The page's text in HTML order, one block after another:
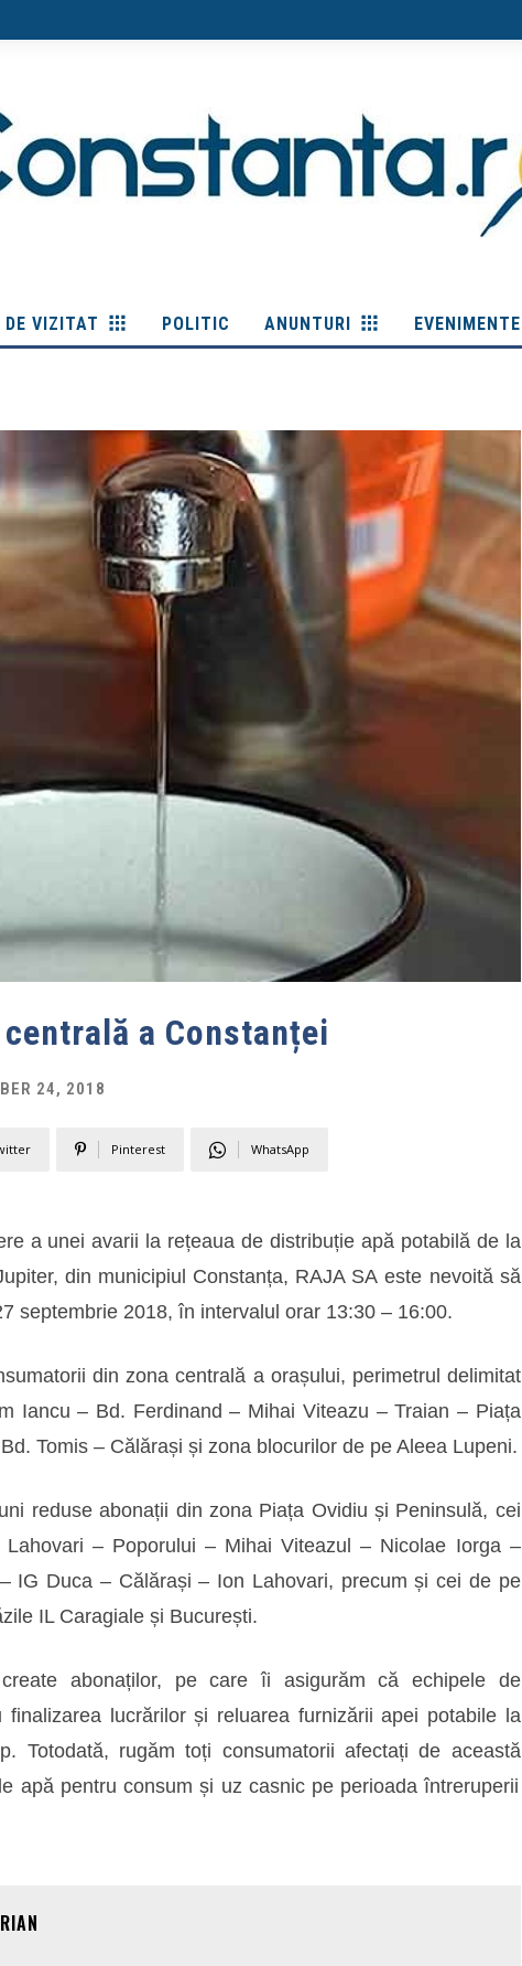
DE VIZITAT POLITIC ANUNTURI EVENIMENTE
a Constanței
24, 2018
Pinterest WhatsApp
a unei avarii la rețeaua de distribuție apă potabilă de la
din municipiul Constanța, RAJA SA este nevoită să
septembrie 2018, în intervalul orar 13:30 – 16:00.
din zona centrală a orașului, perimetrul delimitat
Iancu – Bd. Ferdinand – Mihai Viteazu – Traian – Piața
Tomis – Călărași și zona blocurilor de pe Aleea Lupeni.
reduse abonații din zona Piața Ovidiu și Peninsulă, cei
– Poporului – Mihai Viteazul – Nicolae Iorga –
IG Duca – Călărași – Ion Lahovari, precum și cei de pe
IL Caragiale și București.
abonaților, pe careîi asigurăm că echipele de
lucrărilor și reluarea furnizării apei potabile la
Totodată, rugăm toți consumatorii afectați de această
apă pentru consum și uz casnic pe perioada întreruperii